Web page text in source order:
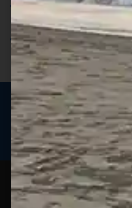
Utilizza i punti per
sconto;
I punti sono indicati
prodotto;
Seguici sui
Web
Pesca
Esperienze
Guide